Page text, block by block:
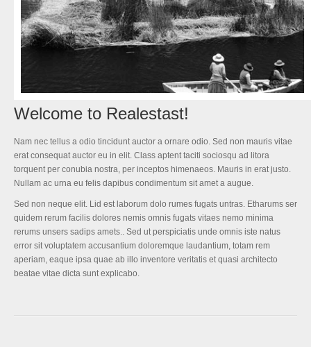
Welcome to Realestast!
Nam nec tellus a odio tincidunt auctor a ornare odio. Sed non mauris vitae
erat consequat auctor eu in elit. Class aptent taciti sociosqu ad litora
torquent per conubia nostra, per inceptos himenaeos. Mauris in erat justo.
Nullam ac urna eu felis dapibus condimentum sit amet a augue.
Sed non neque elit. Lid est laborum dolo rumes fugats untras. Etharums ser
quidem rerum facilis dolores nemis omnis fugats vitaes nemo minima
rerums unsers sadips amets.. Sed ut perspiciatis unde omnis iste natus
error sit voluptatem accusantium doloremque laudantium, totam rem
aperiam, eaque ipsa quae ab illo inventore veritatis et quasi architecto
beatae vitae dicta sunt explicabo.